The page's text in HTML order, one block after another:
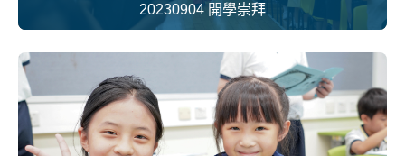
20230904 開學崇拜